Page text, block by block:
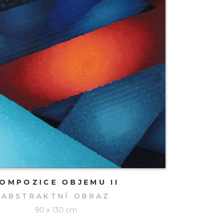
OBJEMU II
ABSTRAKTNÍ OBRAZ
90 x 130 cm